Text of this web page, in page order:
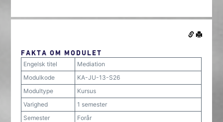
FAKTA OM MODULET
Engelsk titel
Mediation
Modulkode
KA-JU-13-S26
Modultype
Kursus
Varighed
1 semester
Semester
Forår